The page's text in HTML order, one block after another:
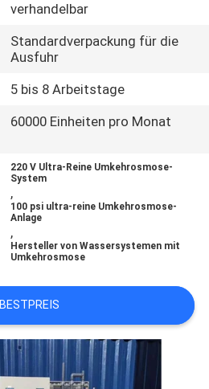
verhandelbar
Standardverpackung für die
Ausfuhr
5 bis 8 Arbeitstage
60000 Einheiten pro Monat
220 V Ultra-Reine Umkehrosmose-
System
,
100 psi ultra-reine Umkehrosmose-
Anlage
,
Hersteller von Wassersystemen mit
Umkehrosmose
BESTPREIS